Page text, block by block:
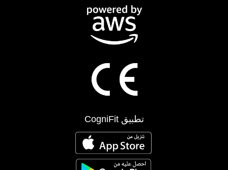
تطبيق CogniFit